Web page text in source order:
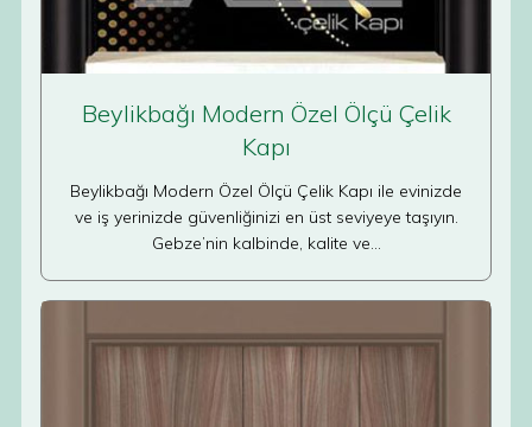
Beylikbağı Modern Özel Ölçü Çelik
Kapı
Beylikbağı Modern Özel Ölçü Çelik Kapı ile evinizde
ve iş yerinizde güvenliğinizi en üst seviyeye taşıyın.
Gebze’nin kalbinde, kalite ve…